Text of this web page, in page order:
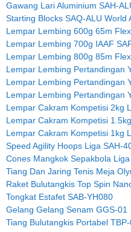
Gawang Lari Aluminium SAH-
Starting Blocks SAQ-ALU World
Lempar Lembing 600g 65m
Lempar Lembing 700g IAAF
Lempar Lembing 800g 85m
Lempar Lembing Pertandingan
Lempar Lembing Pertandingan
Lempar Lembing Pertandingan
Lempar Cakram Kompetisi 2kg
Lempar Cakram Kompetisi
Lempar Cakram Kompetisi 1kg
Speed Agility Hoops Liga SAH-
Cones Mangkok Sepakbola
Tiang Dan Jaring Tenis Meja
Raket Bulutangkis Top Spin
Tongkat Estafet SAB-YH080
Gelang Gelang Senam GGS-01
Tiang Bulutangkis Portabel